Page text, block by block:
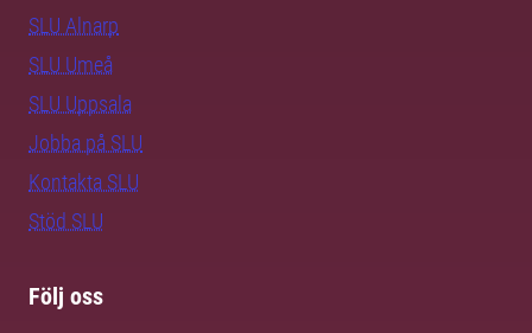
SLU Alnarp
SLU Umeå
SLU Uppsala
Jobba på SLU
Kontakta SLU
Stöd SLU
Följ oss